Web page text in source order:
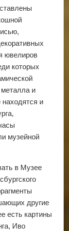
ювелиров
которых
и
и
музейной
в Музее
другие
есть картины
Иво